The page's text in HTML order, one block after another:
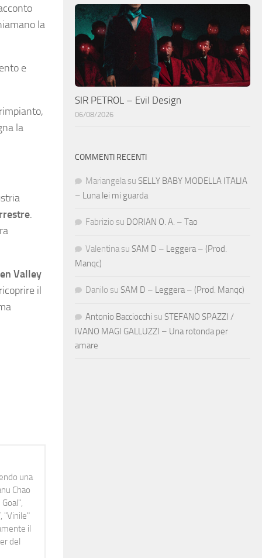
la
e
la
.
Valley
il
una
Chao
"Vinile"
il
del
SIR PETROL – Evil Design
06/08/2026
COMMENTI RECENTI
Mariangela su SELLY BABY MODELLA ITALIA
– Luna lei mi guarda
Fabrizio su DORIAN O. A. – Tao
Valentina su SAM D – Leggera – (Prod.
Manqc)
Danilo su SAM D – Leggera – (Prod. Manqc)
Antonio Bacciocchi su STEFANO SPAZZI /
IVANO MAGI GALLUZZI – Una rotonda per
amare